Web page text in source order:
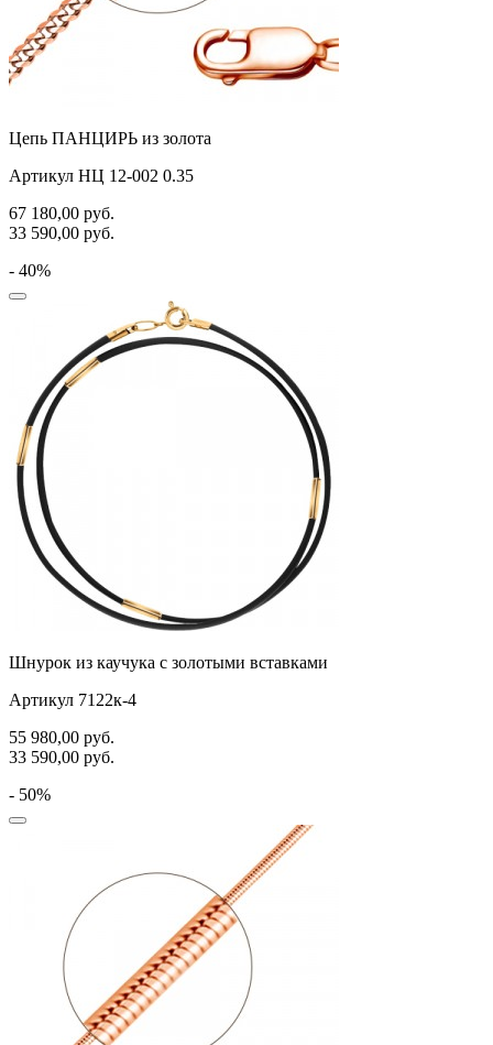
Цепь ПАНЦИРЬ из золота
Артикул НЦ 12-002 0.35
67 180,00 руб.
33 590,00 руб.
- 40%
Шнурок из каучука с золотыми вставками
Артикул 7122к-4
55 980,00 руб.
33 590,00 руб.
- 50%